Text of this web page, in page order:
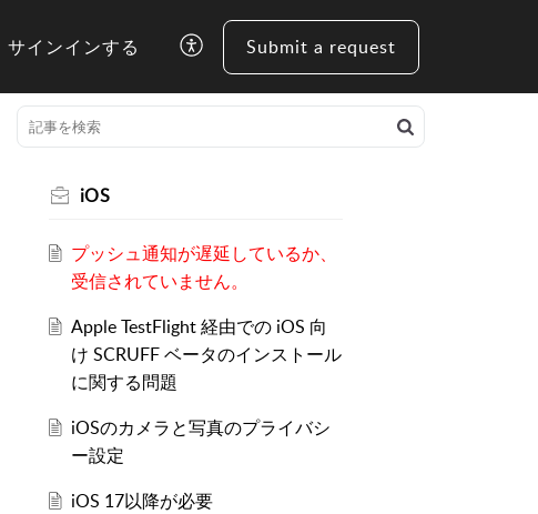
サインインする Submit a request
iOS
プッシュ通知が遅延しているか、
受信されていません。
Apple TestFlight 経由での iOS 向
け SCRUFF ベータのインストール
に関する問題
iOSのカメラと写真のプライバシ
ー設定
iOS 17以降が必要